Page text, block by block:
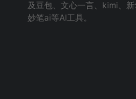
及 豆包、 文心一言 、 kimi 、
妙笔ai等AI工具。